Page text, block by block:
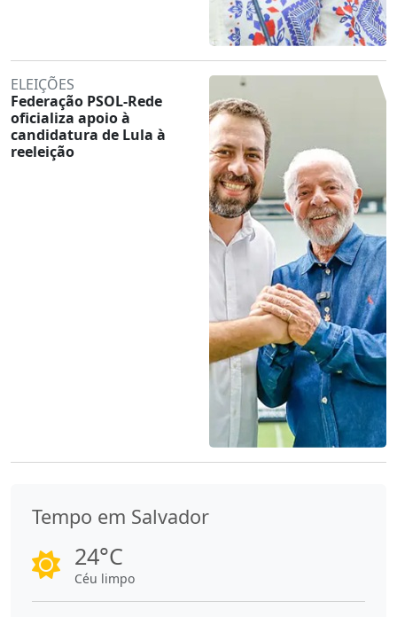
ELEIÇÕES
Federação PSOL-Rede
oficializa apoio à
candidatura de Lula à
reeleição
Tempo em Salvador
24°C
Céu limpo